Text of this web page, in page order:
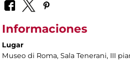
Informaciones
Lugar
Museo di Roma, Sala Tenerani, III